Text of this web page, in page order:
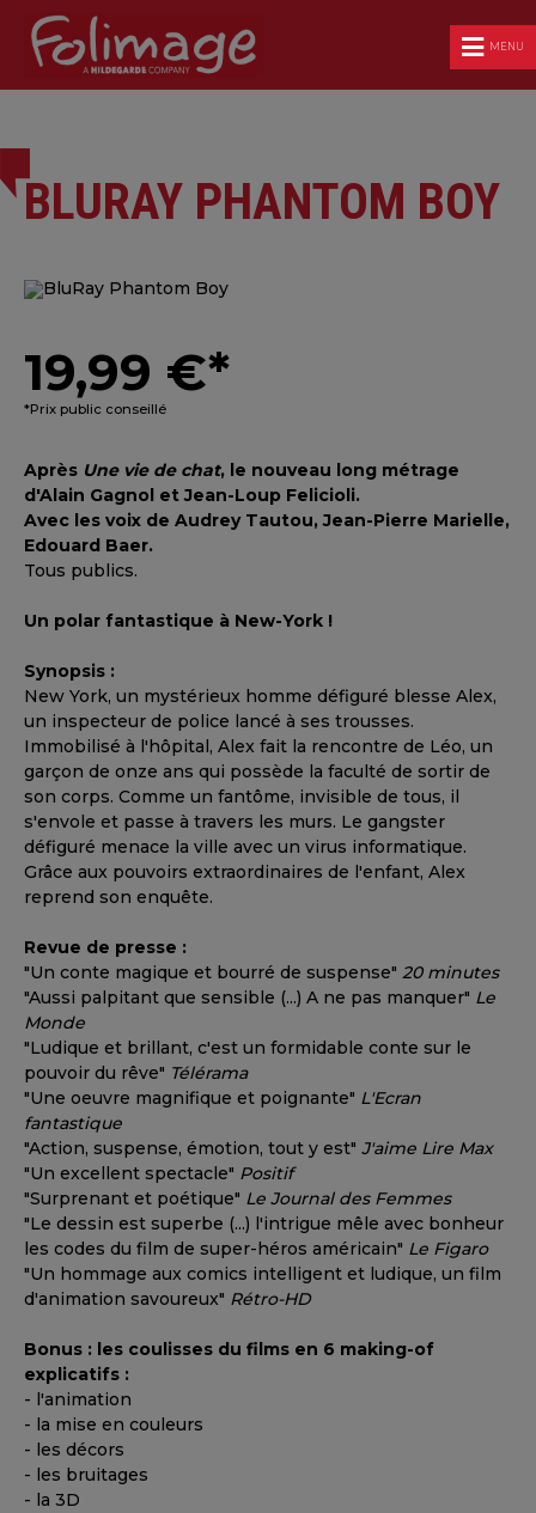
MENU
BLURAY PHANTOM BOY
19,99 €*
*Prix public conseillé
Après Une vie de chat, le nouveau long métrage
d'Alain Gagnol et Jean-Loup Felicioli.
Avec les voix de Audrey Tautou, Jean-Pierre Marielle,
Edouard Baer.
Tous publics.
Un polar fantastique à New-York !
Synopsis :
New York, un mystérieux homme défiguré blesse Alex,
un inspecteur de police lancé à ses trousses.
Immobilisé à l'hôpital, Alex fait la rencontre de Léo, un
garçon de onze ans qui possède la faculté de sortir de
son corps. Comme un fantôme, invisible de tous, il
s'envole et passe à travers les murs. Le gangster
défiguré menace la ville avec un virus informatique.
Grâce aux pouvoirs extraordinaires de l'enfant, Alex
reprend son enquête.
Revue de presse :
"Un conte magique et bourré de suspense" 20 minutes
"Aussi palpitant que sensible (...) A ne pas manquer" Le
Monde
"Ludique et brillant, c'est un formidable conte sur le
pouvoir du rêve" Télérama
"Une oeuvre magnifique et poignante" L'Ecran
fantastique
"Action, suspense, émotion, tout y est" J'aime Lire Max
"Un excellent spectacle" Positif
"Surprenant et poétique" Le Journal des Femmes
"Le dessin est superbe (...) l'intrigue mêle avec bonheur
les codes du film de super-héros américain" Le Figaro
"Un hommage aux comics intelligent et ludique, un film
d'animation savoureux" Rétro-HD
Bonus : les coulisses du films en 6 making-of
explicatifs :
- l'animation
- la mise en couleurs
- les décors
- les bruitages
- la 3D